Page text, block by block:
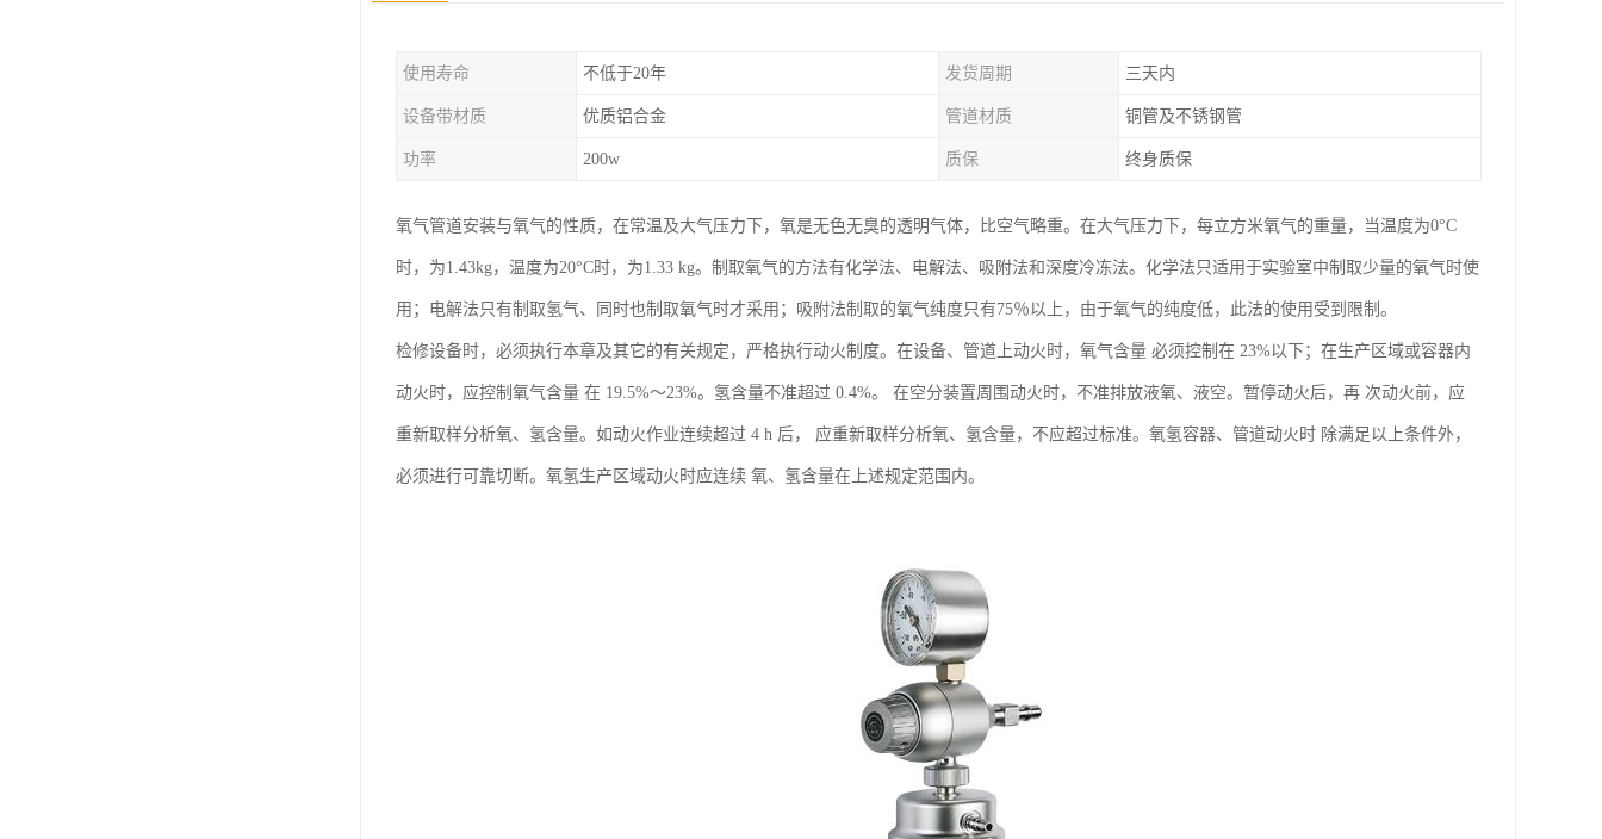
使用寿命 不低于20年 发货周期 三天内
设备带材质 优质铝合金 管道材质 铜管及不锈钢管
功率 200w 质保 终身质保
氧气管道安装与氧气的性质，在常温及大气压力下，氧是无色无臭的透明气体，比空气略重。在大气压力下，每立方米氧气的重量，当温度为0°C
时，为1.43kg，温度为20°C时，为1.33 kg。制取氧气的方法有化学法、电解法、吸附法和深度冷冻法。化学法只适用于实验室中制取少量的氧气时使
用；电解法只有制取氢气、同时也制取氧气时才采用；吸附法制取的氧气纯度只有75％以上，由于氧气的纯度低，此法的使用受到限制。
检修设备时，必须执行本章及其它的有关规定，严格执行动火制度。在设备、管道上动火时，氧气含量 必须控制在 23%以下；在生产区域或容器内
动火时，应控制氧气含量 在 19.5%～23%。氢含量不准超过 0.4%。 在空分装置周围动火时，不准排放液氧、液空。暂停动火后，再 次动火前，应
重新取样分析氧、氢含量。如动火作业连续超过 4 h 后， 应重新取样分析氧、氢含量，不应超过标准。氧氢容器、管道动火时 除满足以上条件外，
必须进行可靠切断。氧氢生产区域动火时应连续 氧、氢含量在上述规定范围内。